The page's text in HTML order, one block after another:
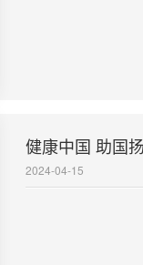
健康中国 助国
2024-04-15